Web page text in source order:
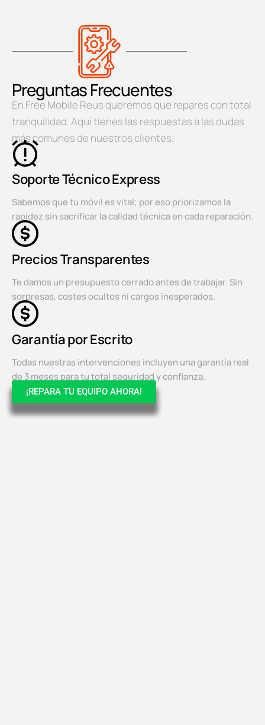
Preguntas Frecuentes
En Free Mobile Reus queremos que repares con total
tranquilidad. Aquí tienes las respuestas a las dudas
más comunes de nuestros clientes.
Soporte Técnico Express
Sabemos que tu móvil es vital; por eso priorizamos la
rapidez sin sacrificar la calidad técnica en cada reparación.
Precios Transparentes
Te damos un presupuesto cerrado antes de trabajar. Sin
sorpresas, costes ocultos ni cargos inesperados.
Garantía por Escrito
Todas nuestras intervenciones incluyen una garantía real
de 3 meses para tu total seguridad y confianza.
¡REPARA TU EQUIPO AHORA!